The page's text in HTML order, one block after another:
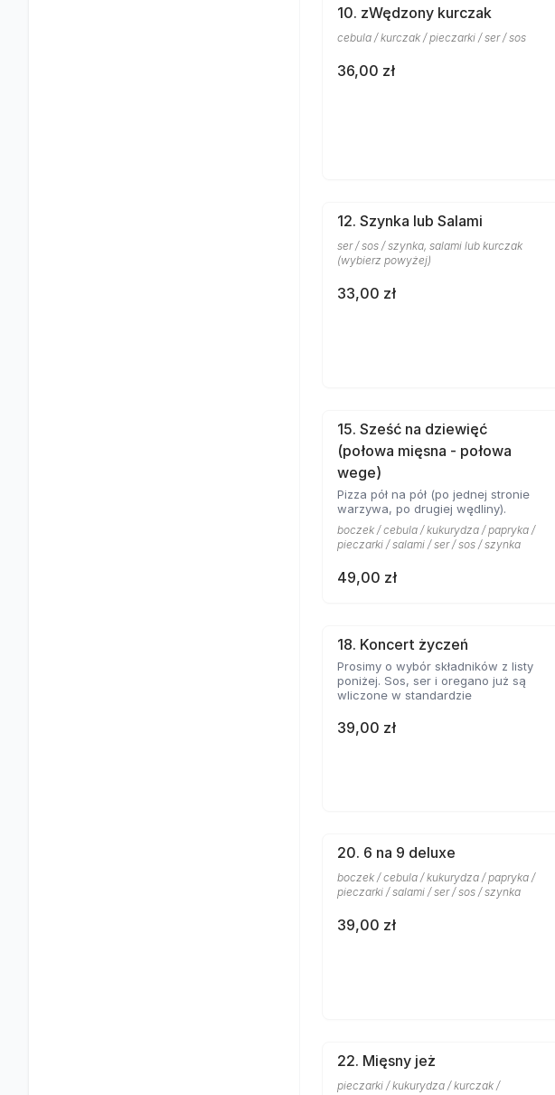
10. zWędzony kurczak
cebula / kurczak / pieczarki / ser / sos
36,00 zł
12. Szynka lub Salami
ser / sos / szynka, salami lub kurczak
(wybierz powyżej)
33,00 zł
15. Sześć na dziewięć
(połowa mięsna - połowa
wege)
Pizza pół na pół (po jednej stronie
warzywa, po drugiej wędliny).
boczek / cebula / kukurydza / papryka /
pieczarki / salami / ser / sos / szynka
49,00 zł
18. Koncert życzeń
Prosimy o wybór składników z listy
poniżej. Sos, ser i oregano już są
wliczone w standardzie
39,00 zł
20. 6 na 9 deluxe
boczek / cebula / kukurydza / papryka /
pieczarki / salami / ser / sos / szynka
39,00 zł
22. Mięsny jeż
pieczarki / kukurydza / kurczak /